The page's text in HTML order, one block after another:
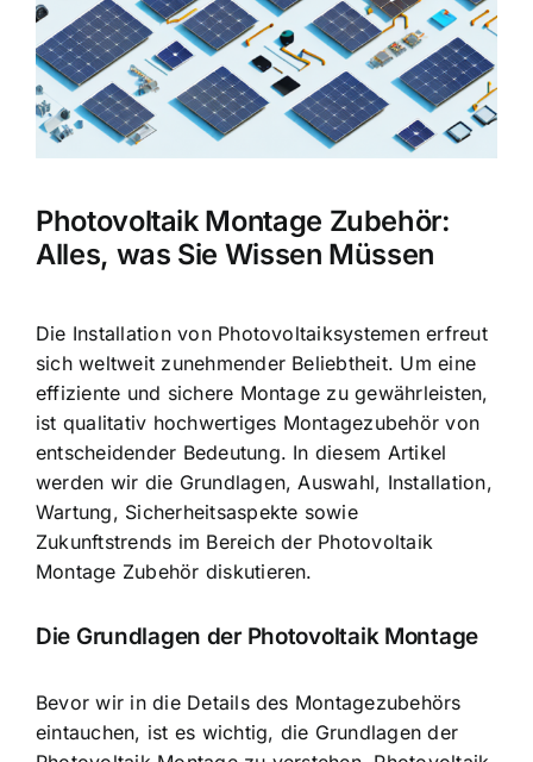
Photovoltaik Montage Zubehör:
Alles, was Sie Wissen Müssen
Die Installation von Photovoltaiksystemen erfreut
sich weltweit zunehmender Beliebtheit. Um eine
effiziente und sichere Montage zu gewährleisten,
ist qualitativ hochwertiges Montagezubehör von
entscheidender Bedeutung. In diesem Artikel
werden wir die Grundlagen, Auswahl, Installation,
Wartung, Sicherheitsaspekte sowie
Zukunftstrends im Bereich der Photovoltaik
Montage Zubehör diskutieren.
Die Grundlagen der Photovoltaik Montage
Bevor wir in die Details des Montagezubehörs
eintauchen, ist es wichtig, die Grundlagen der